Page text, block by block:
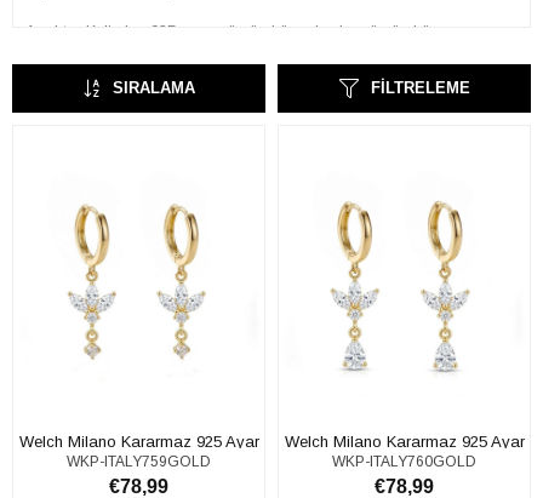
Anahtar Kelimler: 925 ayar gümüş küpe, kadın gümüş küpe
kombinleri
FILTRELEME
SIRALAMA
Welch Milano Kararmaz 925 Ayar
Gümüş Taşlı Halka Küpe
WKP-ITALY759GOLD
€78,99
Welch Milano Kararmaz 925 Ayar
Gümüş Taşlı Halka Küpe
WKP-ITALY760GOLD
€78,99